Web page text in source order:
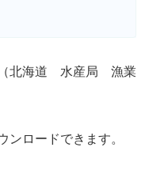
（北海道 水産局 漁業
ンロードできます。